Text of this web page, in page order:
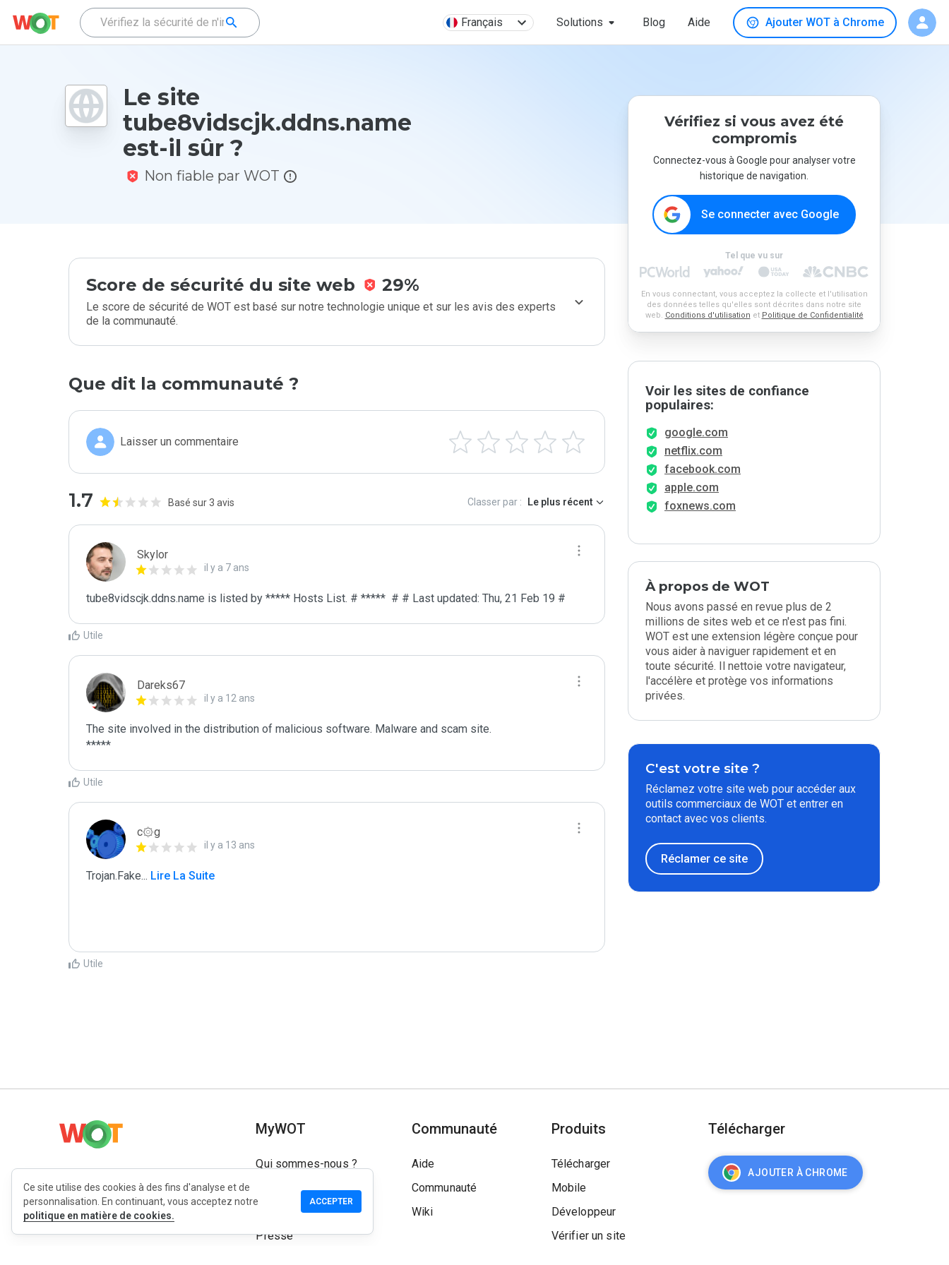
Français Solutions Blog Aide Ajouter WOT à Chrome
Le site
tube8vidscjk.ddns.name
est-il sûr ?
Non fiable par WOT
Score de sécurité du site web 29%
Le score de sécurité de WOT est basé sur notre technologie unique et sur les avis des experts
de la communauté.
Que dit la communauté ?
Laisser un commentaire
1.7 Basé sur 3 avis Classer par : Le plus récent
Skylor
il y a 7 ans
tube8vidscjk.ddns.name is listed by ***** Hosts List. # *****  # # Last updated: Thu, 21 Feb 19 #
Utile
Dareks67
il y a 12 ans
The site involved in the distribution of malicious software. Malware and scam site.
Utile
c۞g
il y a 13 ans
Trojan.Fake... Lire La Suite
Utile
Vérifiez si vous avez été
compromis
Connectez-vous à Google pour analyser votre
historique de navigation.
Se connecter avec Google
Tel que vu sur
En vous connectant, vous acceptez la collecte et l'utilisation
des données telles qu'elles sont décrites dans notre site
web. Conditions d'utilisation et Politique de Confidentialité
Voir les sites de confiance
populaires:
google.com
netflix.com
facebook.com
apple.com
foxnews.com
À propos de WOT
Nous avons passé en revue plus de 2
millions de sites web et ce n'est pas fini.
WOT est une extension légère conçue pour
vous aider à naviguer rapidement et en
toute sécurité. Il nettoie votre navigateur,
l'accélère et protège vos informations
privées.
C'est votre site ?
Réclamez votre site web pour accéder aux
outils commerciaux de WOT et entrer en
contact avec vos clients.
Réclamer ce site
Français
MyWOT
Qui sommes-nous ?
Presse
Communauté
Aide
Communauté
Wiki
Produits
Télécharger
Mobile
Développeur
Vérifier un site
Télécharger
AJOUTER À CHROME
Ce site utilise des cookies à des fins d'analyse et de
personnalisation. En continuant, vous acceptez notre
politique en matière de cookies.
ACCEPTER